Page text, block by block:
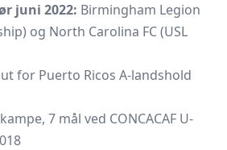
juni 2022: Birmingham Legion
og North Carolina FC (USL
for Puerto Ricos A-landshold
7 mål ved CONCACAF U-